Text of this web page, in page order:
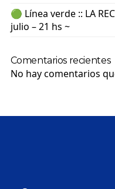
🟢 Línea verde :: LA
julio – 21 hs ~
Comentarios recientes
No hay comentarios